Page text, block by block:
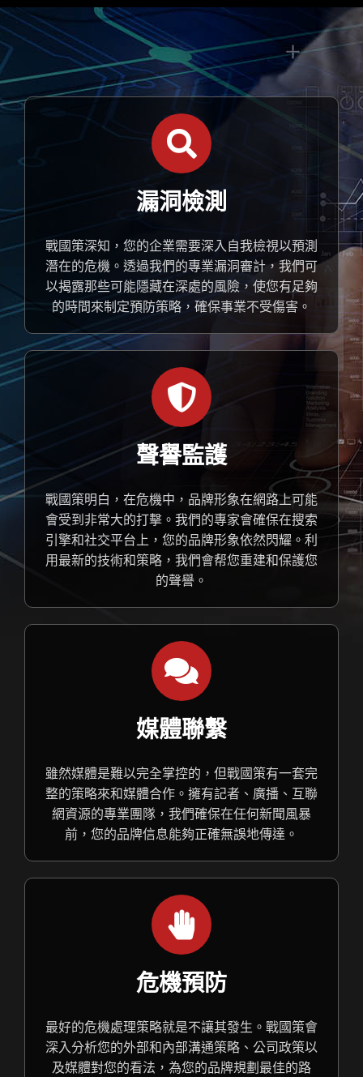
漏洞檢測
戰國策深知，您的企業需要深入自我檢視以預測
潛在的危機。透過我們的專業漏洞審計，我們可
以揭露那些可能隱藏在深處的風險，使您有足夠
的時間來制定預防策略，確保事業不受傷害。
聲譽監護
戰國策明白，在危機中，品牌形象在網路上可能
會受到非常大的打擊。我們的專家會確保在搜索
引擎和社交平台上，您的品牌形象依然閃耀。利
用最新的技術和策略，我們會帮您重建和保護您
的聲譽。
媒體聯繫
雖然媒體是難以完全掌控的，但戰國策有一套完
整的策略來和媒體合作。擁有記者、廣播、互聯
網資源的專業團隊，我們確保在任何新聞風暴
前，您的品牌信息能夠正確無誤地傳達。
危機預防
最好的危機處理策略就是不讓其發生。戰國策會
深入分析您的外部和內部溝通策略、公司政策以
及媒體對您的看法，為您的品牌規劃最佳的路